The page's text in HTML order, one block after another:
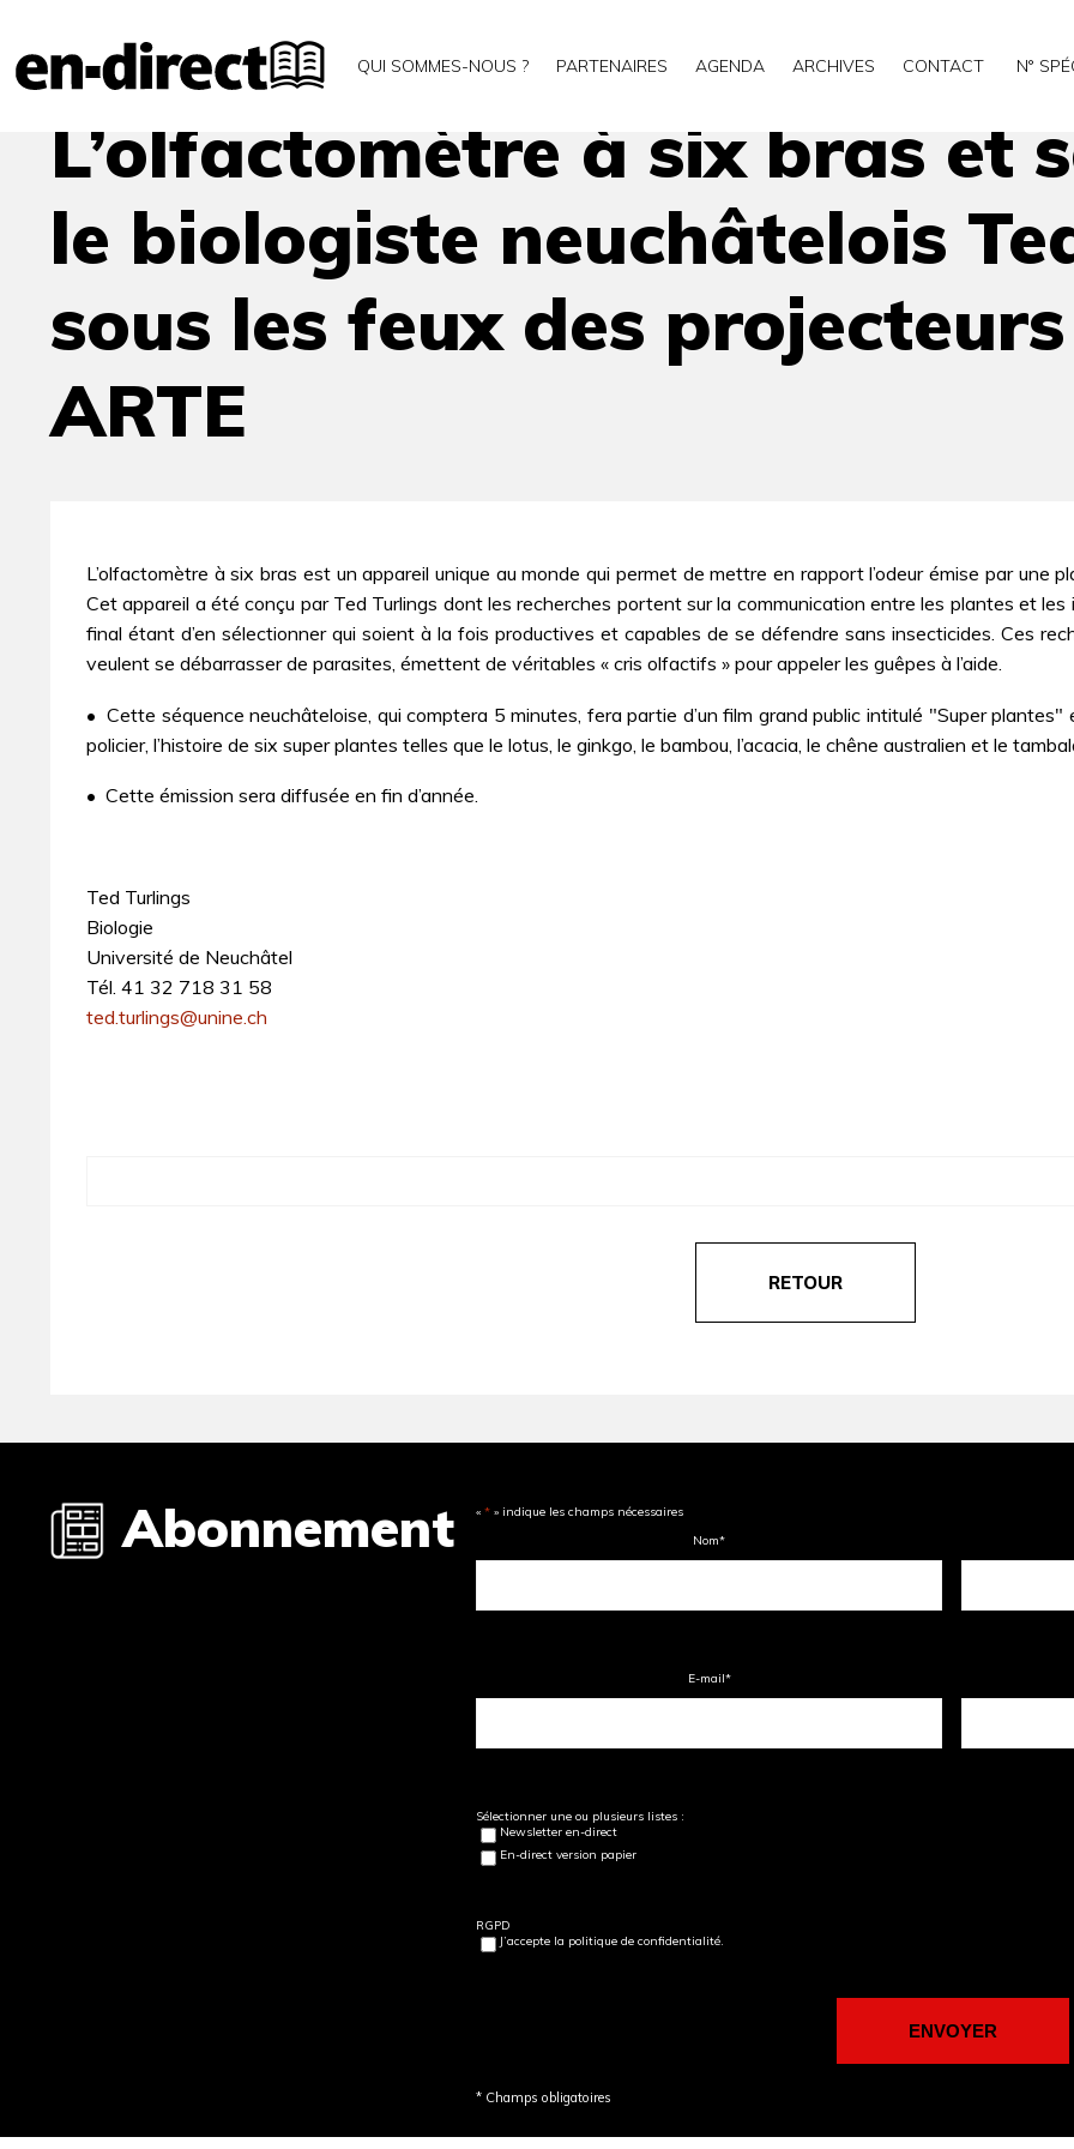
QUI SOMMES-NOUS ? PARTENAIRES AGENDA ARCHIVES CONTACT N°
Archives L’olfactomètre à six bras et son inventeur, le biologiste neuchâtelois Ted Turlings, sous
L’olfactomètre à six bras et
le biologiste neuchâtelois
sous les feux des
ARTE
L’olfactomètre à six bras est un appareil unique au monde qui permet de mettre en rapport l’odeur émise par une
Cet appareil a été conçu par Ted Turlings dont les recherches portent sur la communication entre les plantes et
final étant d’en sélectionner qui soient à la fois productives et capables de se défendre sans insecticides. Ces
veulent se débarrasser de parasites, émettent de véritables « cris olfactifs » pour appeler les guêpes à l’aide.
• Cette séquence neuchâteloise, qui comptera 5 minutes, fera partie d’un film grand public intitulé "Super plantes"
policier, l’histoire de six super plantes telles que le lotus, le ginkgo, le bambou, l’acacia, le chêne australien et le
• Cette émission sera diffusée en fin d’année.
Ted Turlings
Biologie
Université de Neuchâtel
Tél. 41 32 718 31 58
ted.turlings@unine.ch
RETOUR
Abonnement « * » indique les champs nécessaires
Nom*
E-mail*
Sélectionner une ou plusieurs listes :
Newsletter en-direct
En-direct version papier
RGPD
J’accepte la politique de confidentialité.
* Champs obligatoires